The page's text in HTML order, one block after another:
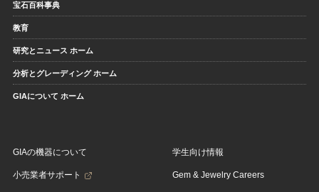
宝石百科事典
教育
研究とニュース ホーム
分析とグレーディング ホーム
GIAについて ホーム
GIAの機器について
小売業者サポート
学生向け情報
Gem & Jewelry Careers